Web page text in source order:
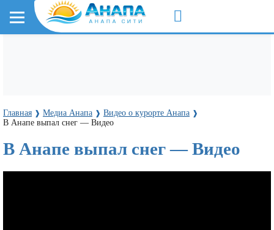
Главная ❱ Медиа Анапа ❱ Видео о курорте Анапа ❱
В Анапе выпал снег — Видео
В Анапе выпал снег — Видео